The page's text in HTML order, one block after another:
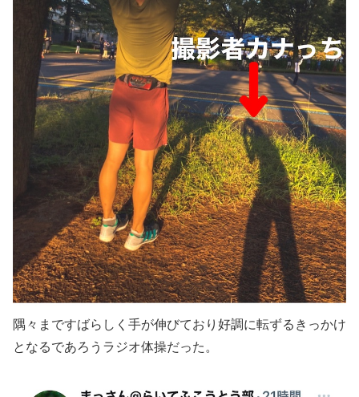
隅々まですばらしく手が伸びており好調に転ずるきっかけ
となるであろうラジオ体操だった。